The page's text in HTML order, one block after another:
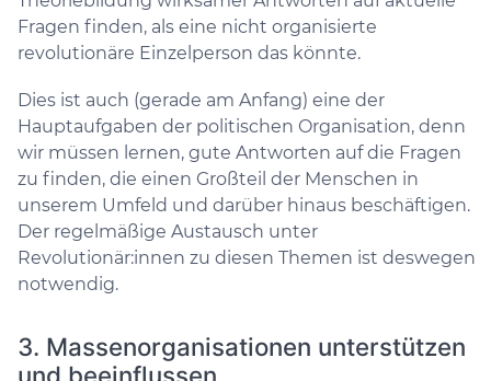
Fragen finden, als eine nicht organisierte
revolutionäre Einzelperson das könnte.
Dies ist auch (gerade am Anfang) eine der
Hauptaufgaben der politischen Organisation, denn
wir müssen lernen, gute Antworten auf die Fragen
zu finden, die einen Großteil der Menschen in
unserem Umfeld und darüber hinaus beschäftigen.
Der regelmäßige Austausch unter
Revolutionär:innen zu diesen Themen ist deswegen
notwendig.
3. Massenorganisationen unterstützen
und beeinflussen